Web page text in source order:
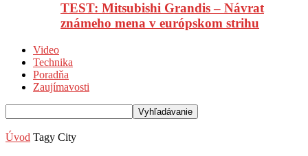
TEST: Mitsubishi Grandis – Návrat
známeho mena v európskom strihu
Video
Technika
Poradňa
Zaujímavosti
Úvod Tagy City